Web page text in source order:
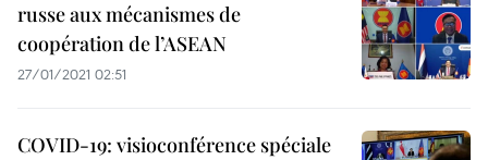
russe aux mécanismes de
coopération de l’ASEAN
27/01/2021 02:51
COVID-19: visioconférence spéciale